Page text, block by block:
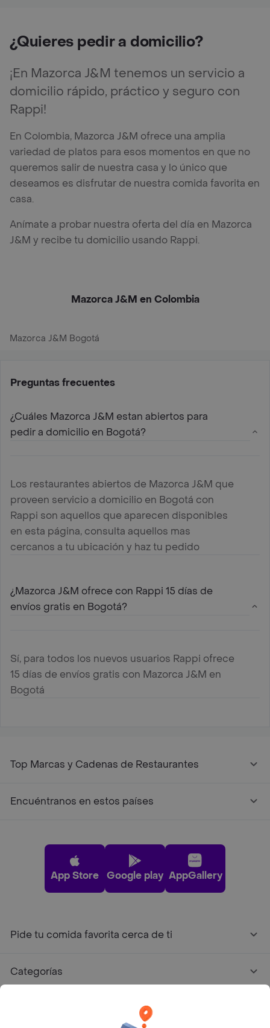
¿Quieres pedir a domicilio?
¡En Mazorca J&M tenemos un servicio a
domicilio rápido, práctico y seguro con
Rappi!
En Colombia, Mazorca J&M ofrece una amplia
variedad de platos para esos momentos en que no
queremos salir de nuestra casa y lo único que
deseamos es disfrutar de nuestra comida favorita en
casa.
Anímate a probar nuestra oferta del día en Mazorca
J&M y recibe tu domicilio usando Rappi.
Mazorca J&M en Colombia
Mazorca J&M Bogotá
Preguntas frecuentes
¿Cuáles Mazorca J&M estan abiertos para
pedir a domicilio en Bogotá?
Los restaurantes abiertos de Mazorca J&M que
proveen servicio a domicilio en Bogotá con
Rappi son aquellos que aparecen disponibles
en esta página, consulta aquellos mas
cercanos a tu ubicación y haz tu pedido
¿Mazorca J&M ofrece con Rappi 15 días de
envíos gratis en Bogotá?
Sí, para todos los nuevos usuarios Rappi ofrece
15 días de envíos gratis con Mazorca J&M en
Bogotá
Top Marcas y Cadenas de Restaurantes
Encuéntranos en estos países
App Store Google play AppGallery
Pide tu comida favorita cerca de ti
Categorías